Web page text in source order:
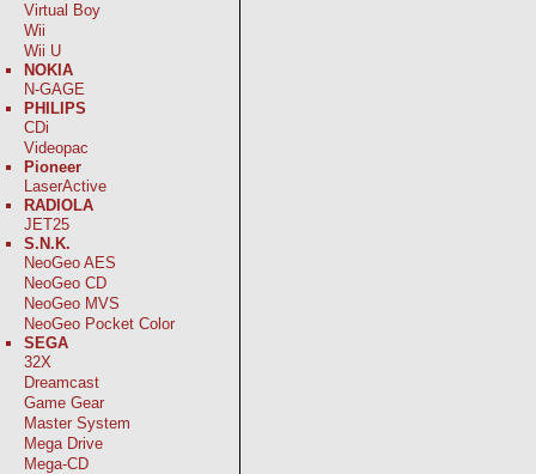
Virtual Boy
Wii
Wii U
NOKIA
N-GAGE
PHILIPS
CDi
Videopac
Pioneer
LaserActive
RADIOLA
JET25
S.N.K.
NeoGeo AES
NeoGeo CD
NeoGeo MVS
NeoGeo Pocket Color
SEGA
32X
Dreamcast
Game Gear
Master System
Mega Drive
Mega-CD